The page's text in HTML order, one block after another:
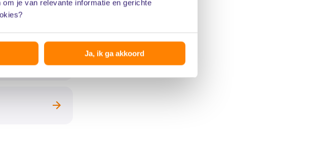
je van relevante informatie en gerichte
Ja, ik ga akkoord